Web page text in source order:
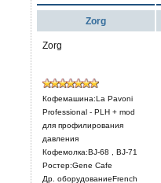
Zorg
Zorg
Кофемашина:La Pavoni
Professional - PLH + mod
для профилирования
давления
Кофемолка:BJ-68 , BJ-71
Ростер:Gene Cafe
Др. оборудованиеFrench